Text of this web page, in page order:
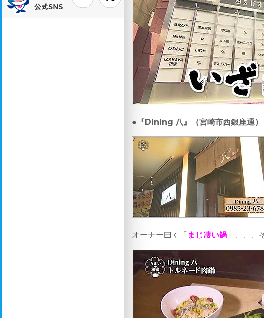
●『 Dining 八』（宮崎市西銀座通）
オーナー曰く「 まじ凄い鍋 」、、、